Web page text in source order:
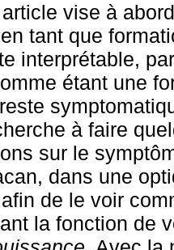
vise à
tant que
interprétable,
étant une
à faire
sur le
dans une
de le voir
la fonction de